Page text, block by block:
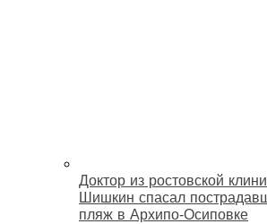
Доктор из ростовской
Шишкин спасал
пляж в Архипо‑Осиповке